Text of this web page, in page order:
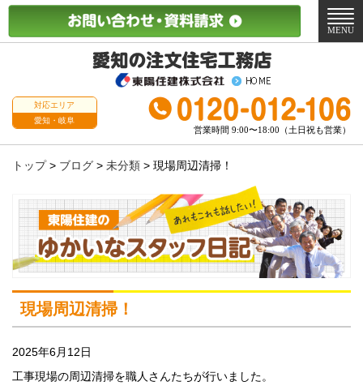
対応エリア
愛知・岐阜
営業時間 9:00〜18:00（土日祝も営業）
メ
ニ
MENU
トップ> ブログ > 未分類 > 現場周辺清掃！
現場周辺清掃！
2025年6月12日
工事現場の周辺清掃を職人さんたちが行いました。